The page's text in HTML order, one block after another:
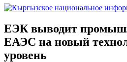
ЕЭК выводит
ЕАЭС на новый
уровень